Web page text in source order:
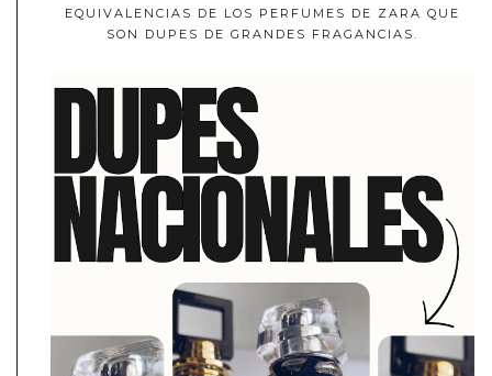
EQUIVALENCIAS DE LOS PERFUMES DE ZARA QUE
SON DUPES DE GRANDES FRAGANCIAS.